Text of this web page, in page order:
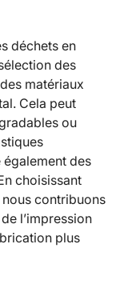
déchets en
des
matériaux
Cela peut
ou
des
choisissant
contribuons
l’impression
plus